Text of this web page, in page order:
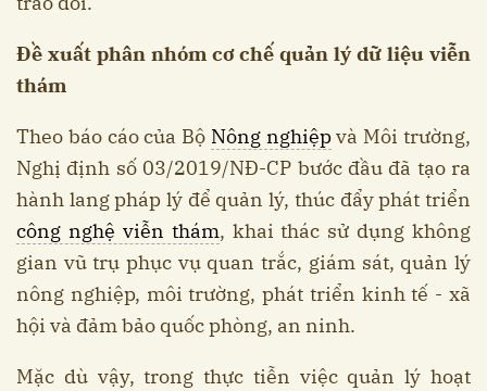
Đề xuất phân nhóm cơ chế quản lý dữ liệu viễn
thám
Theo báo cáo của Bộ Nông nghiệpvà Môi trường,
Nghị định số 03/2019/NĐ-CP bước đầu đã tạo ra
hành lang pháp lý để quản lý, thúc đẩy phát triển
công nghệ viễn thám, khai thác sử dụng không
gian vũ trụ phục vụ quan trắc, giám sát, quản lý
nông nghiệp, môi trường, phát triển kinh tế - xã
hội và đảm bảo quốc phòng, an ninh.
Mặc dù vậy, trong thực tiễn việc quản lý hoạt